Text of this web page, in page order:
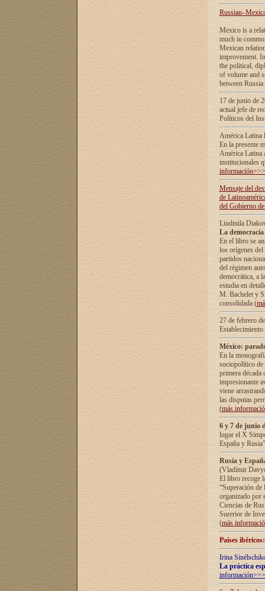
Mexico is a
much in
Mexican
improvement.
the political,
of volume and
between
17 de junio de
actual jefe de
Políticos del
América Latina
En la presente
América Latina
institucionales
información>>>
Mensaje del
de
del Gobierno
Liudmila
La
En el libro se
los orígenes
partidos
del régimen
democrática, а
estudia en
М. Bachelet у
consolidada (
27 de febrero
México:
En la
sociopolítico de
primera década
impresionante
viene
las disputas
(más
6 y 7 de junio
lugar el X
España y
Rusia y
(Vladímir
El libro recoge
“Superación
organizado por
Ciencias de
Surerior de
(más
Países
Irina
La práctica
información>>>